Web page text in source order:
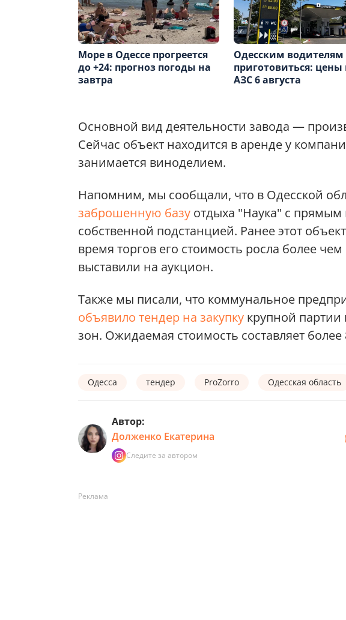
Море в Одессе прогреется
до +24: прогноз погоды на
завтра
Одесским водителям
приготовиться: цены
АЗС 6 августа
Основной вид деятельности завода —
Сейчас объект находится в аренде у
занимается виноделием.
Напомним, мы сообщали, что в Одесской
заброшенную базу отдыха "Наука" с
собственной подстанцией. Ранее этот
время торгов его стоимость росла более
выставили на аукцион.
Также мы писали, что коммунальное
объявило тендер на закупку крупной партии
зон. Ожидаемая стоимость составляет более
Одесса тендер ProZorro Одесская область
Автор:
Долженко Екатерина
Следите за автором
Реклама